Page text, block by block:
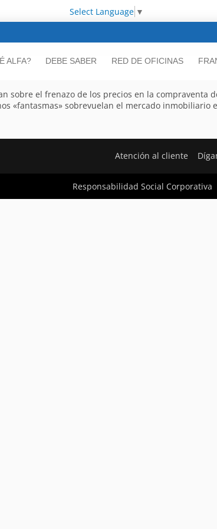
Select Language ▼
ALFA? DEBE SABER RED DE OFICINAS
sobre el frenazo de los precios en la compraventa
«fantasmas» sobrevuelan el mercado inmobiliario
Atención al cliente
Responsabilidad Social Corporativa